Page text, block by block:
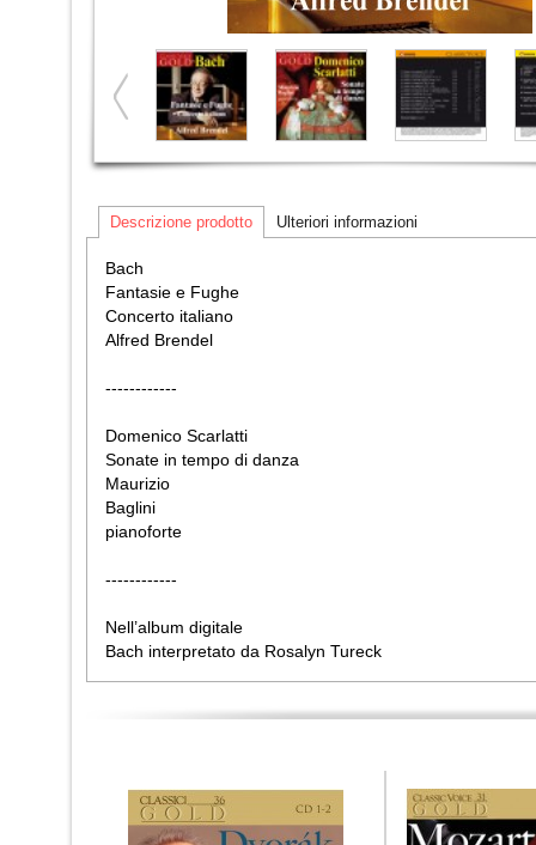
Descrizione prodotto Ulteriori informazioni
Bach
Fantasie e Fughe
Concerto italiano
Alfred Brendel
------------
Domenico Scarlatti
Sonate in tempo di danza
Maurizio
Baglini
pianoforte
------------
Nell’album digitale
Bach interpretato da Rosalyn Tureck